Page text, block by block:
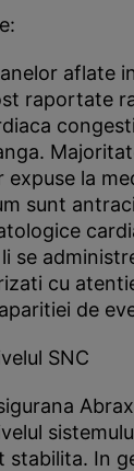
aflate
raportate
expuse la
sunt
se
cu
de
SNC
stabilita. In